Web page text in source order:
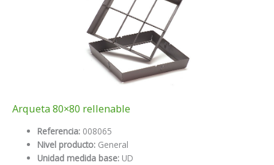
Arqueta 80×80 rellenable
Referencia: 008065
Nivel producto: General
Unidad medida base: UD